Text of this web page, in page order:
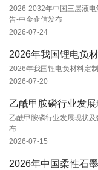
2026-2032年中国三层液
告-中金企信发布
2026-07-24
2026年我国锂电负材料定
2026-07-20
乙酰甲胺磷行业发展现状
布
2026-07-15